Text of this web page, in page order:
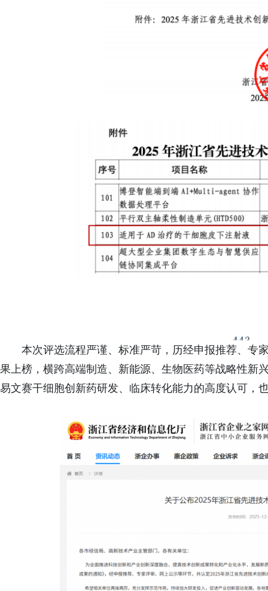
本次评选流程严谨、标准严苛，历经申报推荐、专
果上榜，横跨高端制造、新能源、生物医药等战略性新
易文赛干细胞创新药研发、临床转化能力的高度认可，